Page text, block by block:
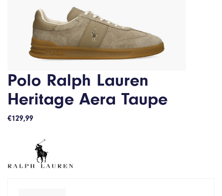
Polo Ralph Lauren
Heritage Aera Taupe
€129,99